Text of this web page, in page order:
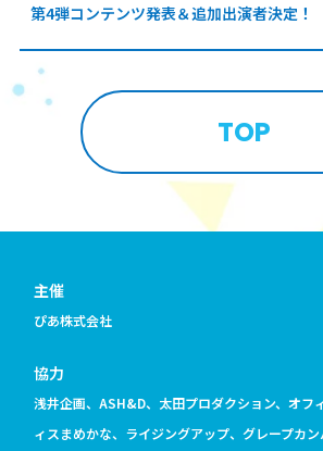
第4弾コンテンツ発表＆追加出演者決定！
TOP
主催
ぴあ株式会社
協力
浅井企画、ASH&D、太田プロダクション、オフ
ィスまめかな、ライジングアップ、グレープカ